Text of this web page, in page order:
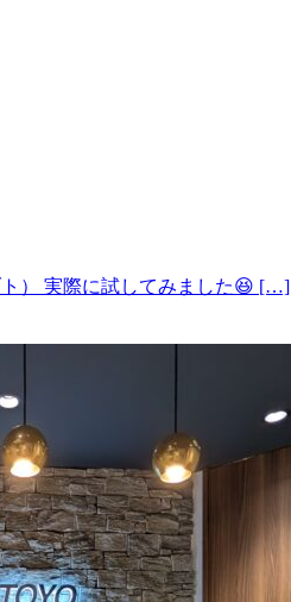
） 実際に試してみました😆 […]